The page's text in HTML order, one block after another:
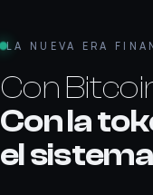
LA NUEVA ERA
Con
Con la
el